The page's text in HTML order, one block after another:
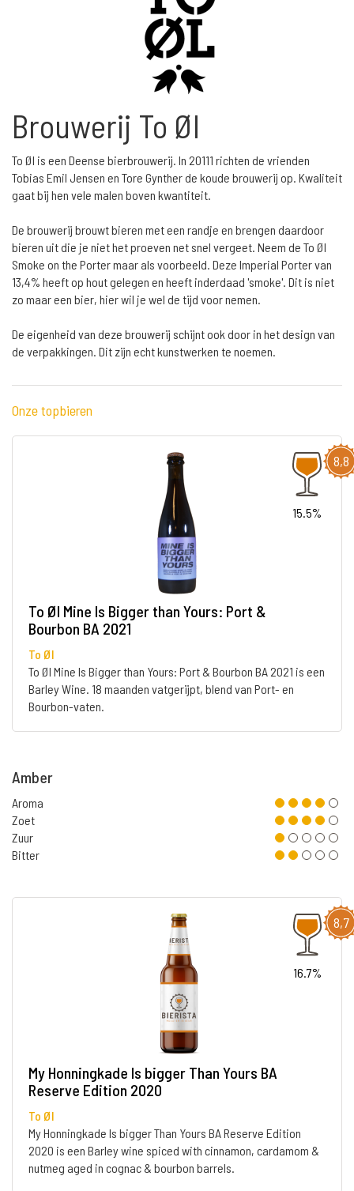
Brouwerij To Øl
To Øl is een Deense bierbrouwerij. In 20111 richten de vrienden
Tobias Emil Jensen en Tore Gynther de koude brouwerij op. Kwaliteit
gaat bij hen vele malen boven kwantiteit.
De brouwerij brouwt bieren met een randje en brengen daardoor
bieren uit die je niet het proeven net snel vergeet. Neem de To Øl
Smoke on the Porter maar als voorbeeld. Deze Imperial Porter van
13,4% heeft op hout gelegen en heeft inderdaad 'smoke'. Dit is niet
zo maar een bier, hier wil je wel de tijd voor nemen.
De eigenheid van deze brouwerij schijnt ook door in het design van
de verpakkingen. Dit zijn echt kunstwerken te noemen.
Onze topbieren
8,8
15.5%
To Øl Mine Is Bigger than Yours: Port &
Bourbon BA 2021
To Øl
To Øl Mine Is Bigger than Yours: Port & Bourbon BA 2021 is een
Barley Wine. 18 maanden vatgerijpt, blend van Port- en
Bourbon-vaten.
Amber
Aroma
Zoet
Zuur
Bitter
8,7
16.7%
My Honningkade Is bigger Than Yours BA
Reserve Edition 2020
To Øl
My Honningkade Is bigger Than Yours BA Reserve Edition
2020 is een Barley wine spiced with cinnamon, cardamom &
nutmeg aged in cognac & bourbon barrels.